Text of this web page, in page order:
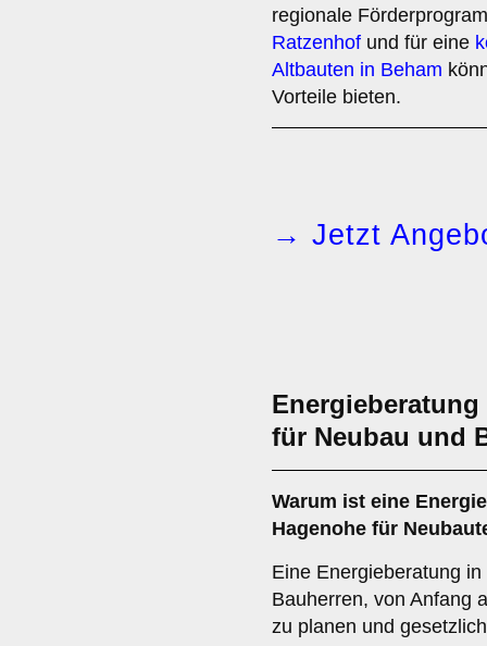
regionale
Ratzenhof und für eine
Altbauten in Beham
Vorteile bieten.
→ Jetzt
für Neubau und
Warum ist eine
Hagenohe für
Eine Energieberatung
Bauherren, von Anfang
zu planen und